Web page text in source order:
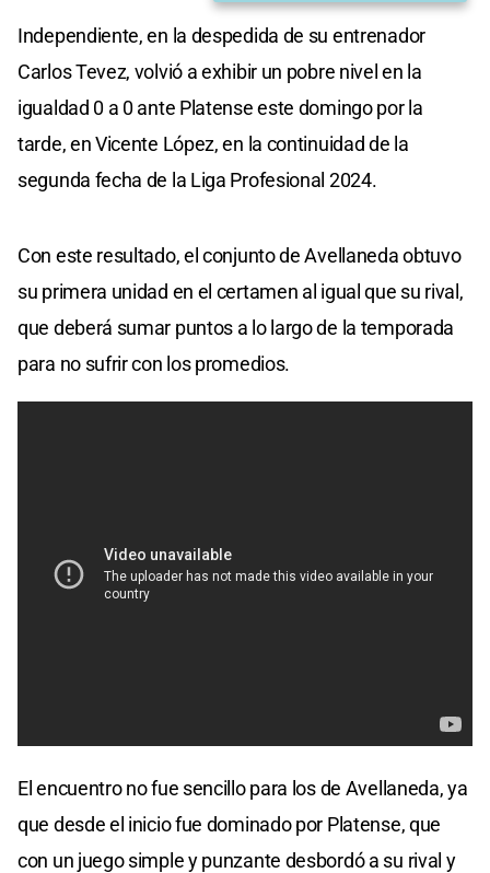
Independiente, en la despedida de su entrenador
Carlos Tevez, volvió a exhibir un pobre nivel en la
igualdad 0 a 0 ante Platense este domingo por la
tarde, en Vicente López, en la continuidad de la
segunda fecha de la Liga Profesional 2024.
Con este resultado, el conjunto de Avellaneda obtuvo
su primera unidad en el certamen al igual que su rival,
que deberá sumar puntos a lo largo de la temporada
para no sufrir con los promedios.
El encuentro no fue sencillo para los de Avellaneda, ya
que desde el inicio fue dominado por Platense, que
con un juego simple y punzante desbordó a su rival y